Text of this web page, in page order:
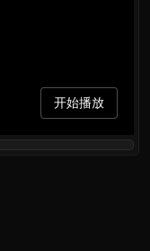
开始播放